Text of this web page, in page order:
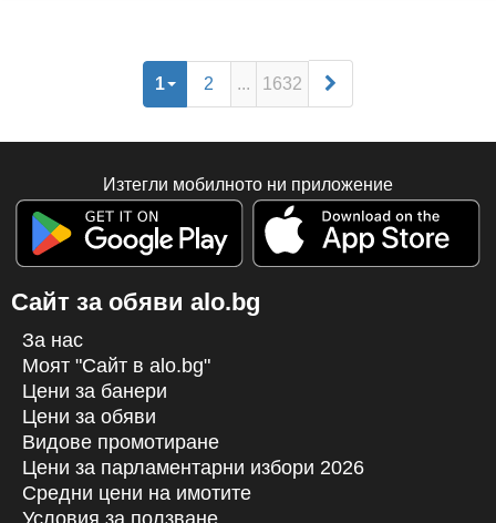
1 2 ... 1632
Изтегли мобилното ни приложение
Сайт за обяви alo.bg
За нас
Моят "Сайт в alo.bg"
Цени за банери
Цени за обяви
Видове промотиране
Цени за парламентарни избори 2026
Средни цени на имотите